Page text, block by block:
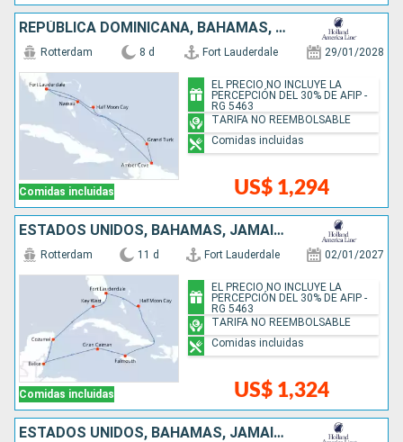
REPÚBLICA DOMINICANA, BAHAMAS, ESTADOS UNIDOS
Comidas incluidas
Rotterdam 8 d Fort Lauderdale 29/01/2028
US$ 1,294
EL PRECIO NO INCLUYE LA
PERCEPCIÓN DEL 30% DE AFIP -
RG 5463
TARIFA NO REEMBOLSABLE
Comidas incluidas
ESTADOS UNIDOS, BAHAMAS, JAMAICA, ISLAS CAIMÁN, BELICE, MÉXICO
Comidas incluidas
Rotterdam 11 d Fort Lauderdale 02/01/2027
US$ 1,324
EL PRECIO NO INCLUYE LA
PERCEPCIÓN DEL 30% DE AFIP -
RG 5463
TARIFA NO REEMBOLSABLE
Comidas incluidas
ESTADOS UNIDOS, BAHAMAS, JAMAICA, ISLAS CAIMÁN, HONDURAS, BELICE, MÉXICO